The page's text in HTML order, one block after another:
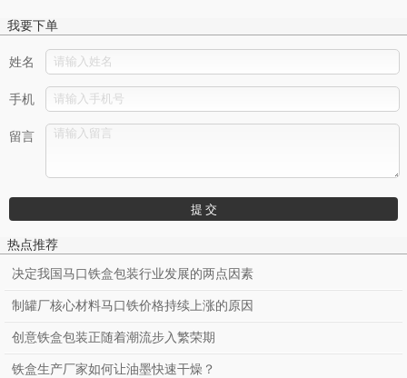
我要下单
姓名
手机
留言
热点推荐
决定我国马口铁盒包装行业发展的两点因素
制罐厂核心材料马口铁价格持续上涨的原因
创意铁盒包装正随着潮流步入繁荣期
铁盒生产厂家如何让油墨快速干燥？